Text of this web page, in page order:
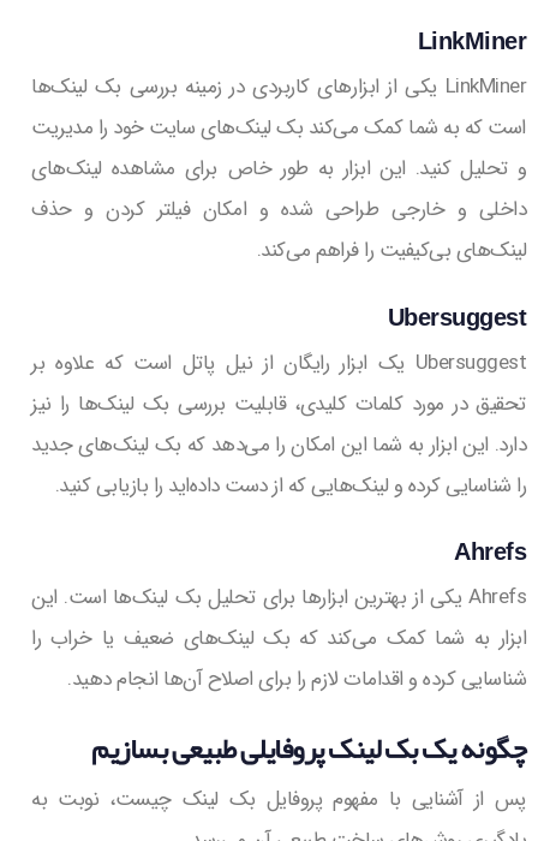
LinkMiner
LinkMiner یکی از ابزارهای کاربردی در زمینه بررسی بک لینک‌ها
است که به شما کمک می‌کند بک لینک‌های سایت خود را مدیریت
و تحلیل کنید. این ابزار به طور خاص برای مشاهده لینک‌های
داخلی و خارجی طراحی شده و امکان فیلتر کردن و حذف
لینک‌های بی‌کیفیت را فراهم می‌کند.
Ubersuggest
Ubersuggest یک ابزار رایگان از نیل پاتل است که علاوه بر
تحقیق در مورد کلمات کلیدی، قابلیت بررسی بک لینک‌ها را نیز
دارد. این ابزار به شما این امکان را می‌دهد که بک لینک‌های جدید
را شناسایی کرده و لینک‌هایی که از دست داده‌اید را بازیابی کنید.
Ahrefs
Ahrefs یکی از بهترین ابزارها برای تحلیل بک لینک‌ها است. این
ابزار به شما کمک می‌کند که بک لینک‌های ضعیف یا خراب را
شناسایی کرده و اقدامات لازم را برای اصلاح آن‌ها انجام دهید.
چگونه یک بک لینک پروفایلی طبیعی بسازیم
پس از آشنایی با مفهوم پروفایل بک لینک چیست، نوبت به